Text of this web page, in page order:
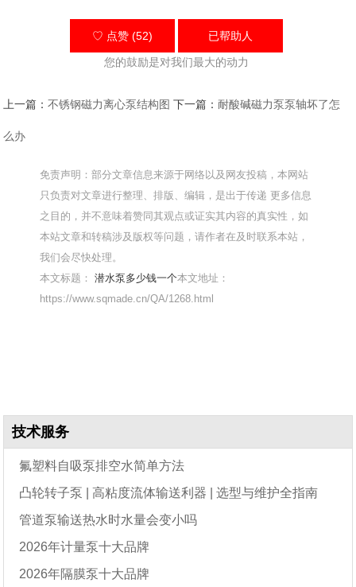
♡ 点赞 (52) 已帮助 人
您的鼓励是对我们最大的动力
上一篇：不锈钢磁力离心泵结构图 下一篇： 耐酸碱磁力泵泵轴坏了怎
么办
免责声明：部分文章信息来源于网络以及网友投稿，本网站
只负责对文章进行整理、排版、编辑，是出于传递 更多信息
之目的，并不意味着赞同其观点或证实其内容的真实性，如
本站文章和转稿涉及版权等问题，请作者在及时联系本站，
我们会尽快处理。
本文标题：潜水泵多少钱一个本文地址：
https://www.sqmade.cn/QA/1268.html
技术服务
氟塑料自吸泵排空水简单方法
凸轮转子泵 | 高粘度流体输送利器 | 选型与维护全指南
管道泵输送热水时水量会变小吗
2026年计量泵十大品牌
2026年隔膜泵十大品牌